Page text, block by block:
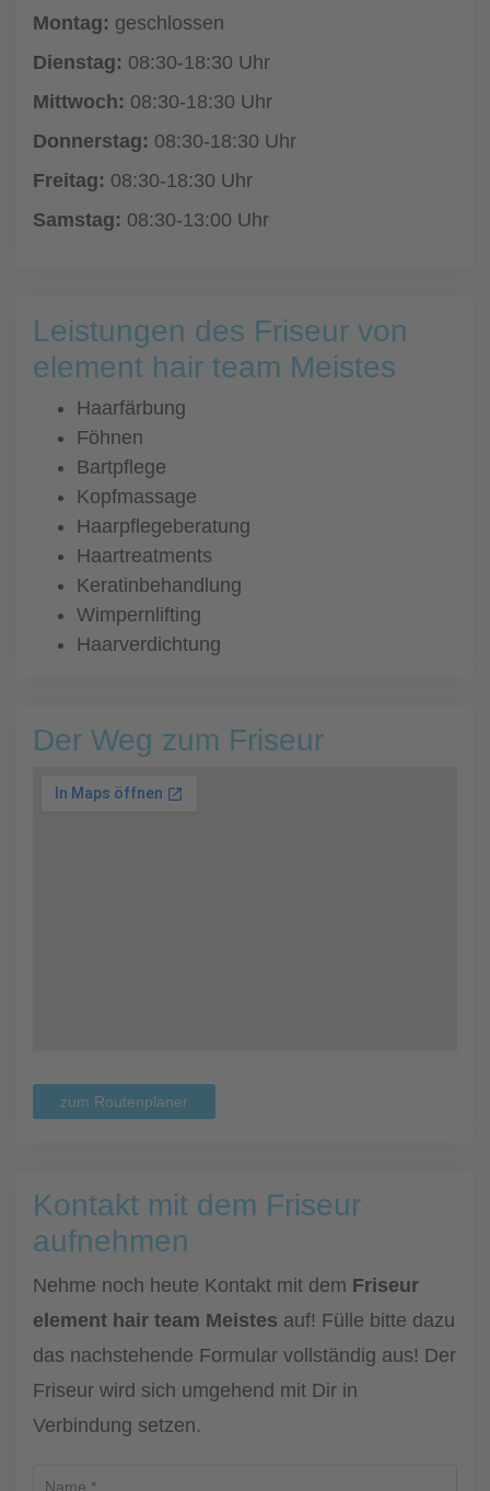
Montag: geschlossen
Dienstag: 08:30-18:30 Uhr
Mittwoch: 08:30-18:30 Uhr
Donnerstag: 08:30-18:30 Uhr
Freitag: 08:30-18:30 Uhr
Samstag: 08:30-13:00 Uhr
Leistungen des Friseur von
element hair team Meistes
Haarfärbung
Föhnen
Bartpflege
Kopfmassage
Haarpflegeberatung
Haartreatments
Keratinbehandlung
Wimpernlifting
Haarverdichtung
Der Weg zum Friseur
zum Routenplaner
Kontakt mit dem Friseur
aufnehmen
Nehme noch heute Kontakt mit dem Friseur
element hair team Meistes auf! Fülle bitte dazu
das nachstehende Formular vollständig aus! Der
Friseur wird sich umgehend mit Dir in
Verbindung setzen.